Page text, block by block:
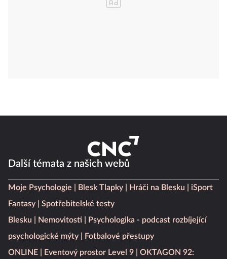
Další témata z našich webů
Moje Psychologie Blesk Tlapky Hráči na Blesku
iSport
Fantasy
Spotřebitelské testy
Blesku
Nemovitosti
Psychologika - podcast rozbíjející
psychologické mýty
Fotbalové přestupy
ONLINE
Eventový prostor Level 9
OKTAGON 92: